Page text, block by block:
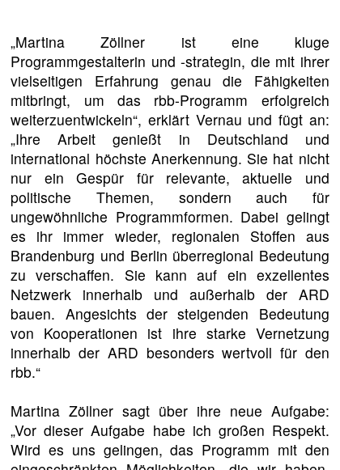
„Martina Zöllner ist eine kluge
Programmgestalterin und -strategin, die mit ihrer
vielseitigen Erfahrung genau die Fähigkeiten
mitbringt, um das rbb-Programm erfolgreich
weiterzuentwickeln“, erklärt Vernau und fügt an:
„Ihre Arbeit genießt in Deutschland und
international höchste Anerkennung. Sie hat nicht
nur ein Gespür für relevante, aktuelle und
politische Themen, sondern auch für
ungewöhnliche Programmformen. Dabei gelingt
es ihr immer wieder, regionalen Stoffen aus
Brandenburg und Berlin überregional Bedeutung
zu verschaffen. Sie kann auf ein exzellentes
Netzwerk innerhalb und außerhalb der ARD
bauen. Angesichts der steigenden Bedeutung
von Kooperationen ist ihre starke Vernetzung
innerhalb der ARD besonders wertvoll für den
rbb.“
Martina Zöllner sagt über ihre neue Aufgabe:
„Vor dieser Aufgabe habe ich großen Respekt.
Wird es uns gelingen, das Programm mit den